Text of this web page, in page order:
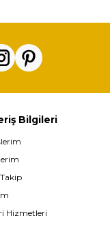
Bilgileri
Hizmetleri